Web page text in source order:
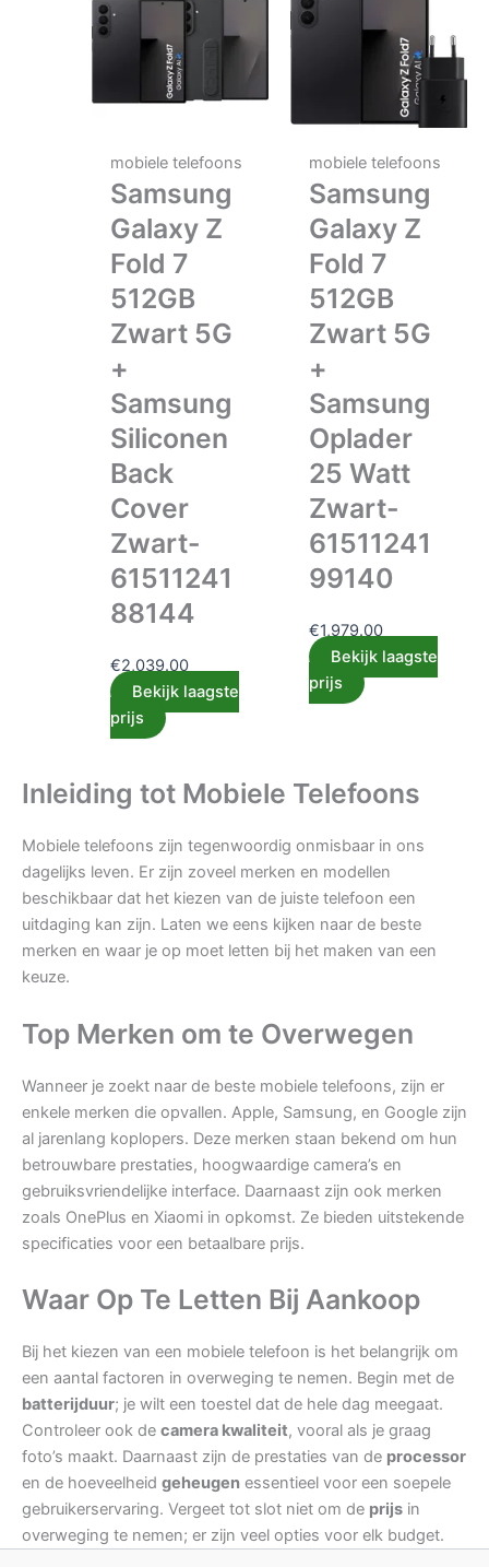
mobiele telefoons
Samsung
Galaxy Z
Fold 7
512GB
Zwart 5G
+
Samsung
Siliconen
Back
Cover
Zwart-
61511241
88144
€2,039.00
Bekijk laagste
prijs
mobiele telefoons
Samsung
Galaxy Z
Fold 7
512GB
Zwart 5G
+
Samsung
Oplader
25 Watt
Zwart-
61511241
99140
€1,979.00
Bekijk laagste
prijs
Inleiding tot Mobiele Telefoons
Mobiele telefoons zijn tegenwoordig onmisbaar in ons
dagelijks leven. Er zijn zoveel merken en modellen
beschikbaar dat het kiezen van de juiste telefoon een
uitdaging kan zijn. Laten we eens kijken naar de beste
merken en waar je op moet letten bij het maken van een
keuze.
Top Merken om te Overwegen
Wanneer je zoekt naar de beste mobiele telefoons, zijn er
enkele merken die opvallen. Apple, Samsung, en Google zijn
al jarenlang koplopers. Deze merken staan bekend om hun
betrouwbare prestaties, hoogwaardige camera’s en
gebruiksvriendelijke interface. Daarnaast zijn ook merken
zoals OnePlus en Xiaomi in opkomst. Ze bieden uitstekende
specificaties voor een betaalbare prijs.
Waar Op Te Letten Bij Aankoop
Bij het kiezen van een mobiele telefoon is het belangrijk om
een aantal factoren in overweging te nemen. Begin met de
batterijduur; je wilt een toestel dat de hele dag meegaat.
Controleer ook de camera kwaliteit, vooral als je graag
foto’s maakt. Daarnaast zijn de prestaties van de processor
en de hoeveelheid geheugen essentieel voor een soepele
gebruikerservaring. Vergeet tot slot niet om de prijs in
overweging te nemen; er zijn veel opties voor elk budget.